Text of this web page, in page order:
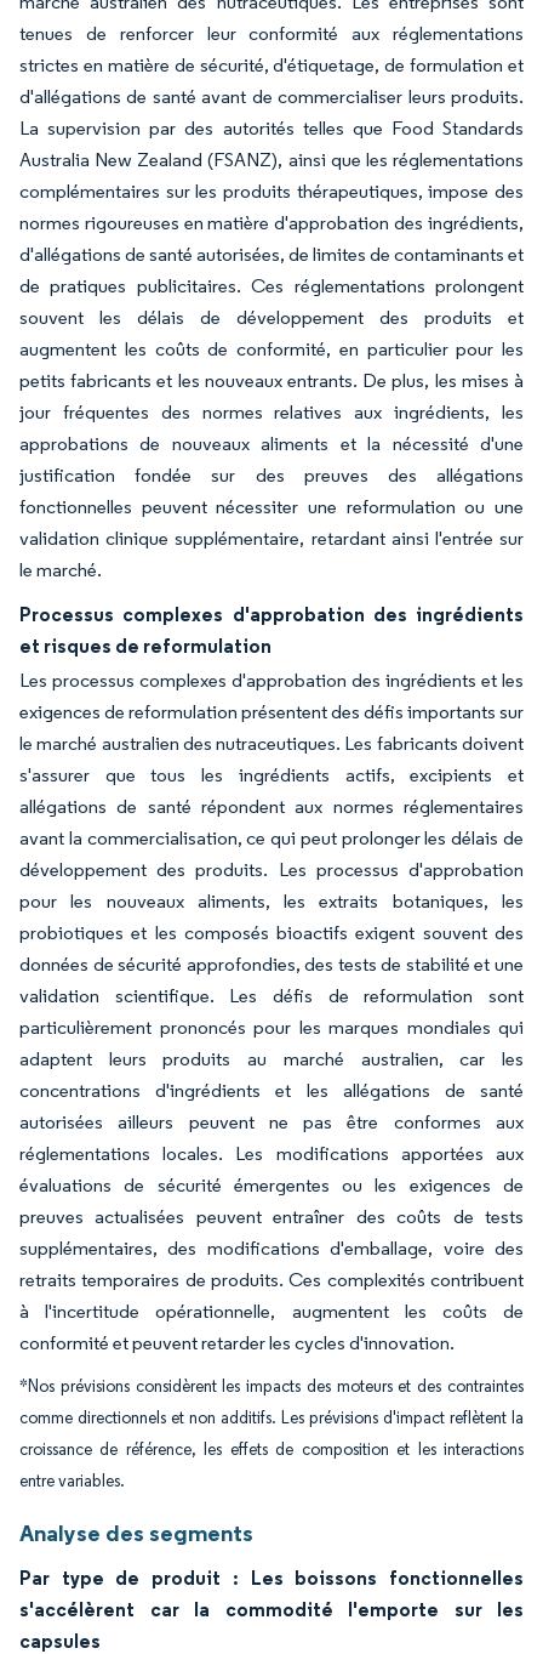
tenues de renforcer leur conformité aux réglementations
strictes en matière de sécurité, d'étiquetage, de formulation et
d'allégations de santé avant de commercialiser leurs produits.
La supervision par des autorités telles que Food Standards
Australia New Zealand (FSANZ), ainsi que les réglementations
complémentaires sur les produits thérapeutiques, impose des
normes rigoureuses en matière d'approbation des ingrédients,
d'allégations de santé autorisées, de limites de contaminants et
de pratiques publicitaires. Ces réglementations prolongent
souvent les délais de développement des produits et
augmentent les coûts de conformité, en particulier pour les
petits fabricants et les nouveaux entrants. De plus, les mises à
jour fréquentes des normes relatives aux ingrédients, les
approbations de nouveaux aliments et la nécessité d'une
justification fondée sur des preuves des allégations
fonctionnelles peuvent nécessiter une reformulation ou une
validation clinique supplémentaire, retardant ainsi l'entrée sur
le marché.
Processus complexes d'approbation des ingrédients
et risques de reformulation
Les processus complexes d'approbation des ingrédients et les
exigences de reformulation présentent des défis importants sur
le marché australien des nutraceutiques. Les fabricants doivent
s'assurer que tous les ingrédients actifs, excipients et
allégations de santé répondent aux normes réglementaires
avant la commercialisation, ce qui peut prolonger les délais de
développement des produits. Les processus d'approbation
pour les nouveaux aliments, les extraits botaniques, les
probiotiques et les composés bioactifs exigent souvent des
données de sécurité approfondies, des tests de stabilité et une
validation scientifique. Les défis de reformulation sont
particulièrement prononcés pour les marques mondiales qui
adaptent leurs produits au marché australien, car les
concentrations d'ingrédients et les allégations de santé
autorisées ailleurs peuvent ne pas être conformes aux
réglementations locales. Les modifications apportées aux
évaluations de sécurité émergentes ou les exigences de
preuves actualisées peuvent entraîner des coûts de tests
supplémentaires, des modifications d'emballage, voire des
retraits temporaires de produits. Ces complexités contribuent
à l'incertitude opérationnelle, augmentent les coûts de
conformité et peuvent retarder les cycles d'innovation.
*Nos prévisions considèrent les impacts des moteurs et des contraintes
comme directionnels et non additifs. Les prévisions d'impact reflètent la
croissance de référence, les effets de composition et les interactions
entre variables.
Analyse des segments
Par type de produit : Les boissons fonctionnelles
s'accélèrent car la commodité l'emporte sur les
capsules